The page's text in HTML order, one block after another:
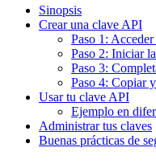
Sinopsis
Crear una clave API
Paso 1:
Paso 2: Iniciar
Paso 3:
Paso 4: Copiar
Usar tu clave API
Ejemplo en
Administrar tus claves
Buenas prácticas de